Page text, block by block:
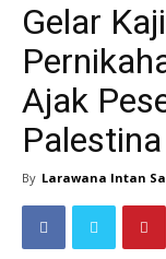
Gelar
Ajak
Palestina
By Larawana Intan